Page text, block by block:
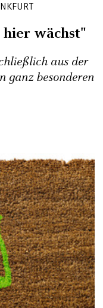
wächst"
aus der
ganz besonderen